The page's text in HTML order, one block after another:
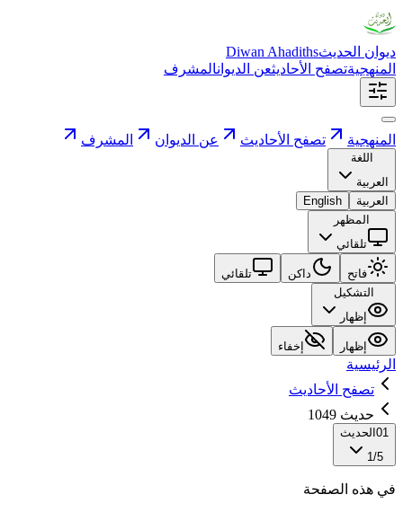
ديوان الحديثDiwan Ahadiths
المنهجيةتصفح الأحاديثعن الديوانالمشرف
المنهجية تصفح الأحاديث عن الديوان المشرف
اللغة
العربية
العربية
English
المظهر
تلقائي
فاتح داكن
تلقائي
التشكيل
إظهار
إظهار إخفاء
الرئيسية
تصفح الأحاديث
حديث 1049
01 الحديث
1/5
في هذه الصفحة